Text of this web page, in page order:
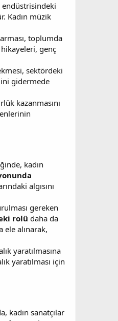
Kadın müzik
toplumda
genç
sektördeki
gidermede
kazanmasını
kadın
algısını
gereken
rolü daha da
ele alınarak,
yaratılmasına
yaratılması için
kadın sanatçılar